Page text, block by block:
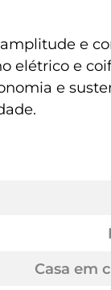
e
elétrico e
e
Casa em